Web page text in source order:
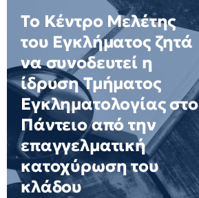
Το Κέντρο Μελέτης
του Εγκλήματος ζητά
να συνοδευτεί η
ίδρυση Τμήματος
Εγκληματολογίας στο
Πάντειο από την
επαγγελματική
κατοχύρωση του
κλάδου